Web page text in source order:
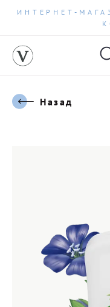
ИНТЕРНЕТ-
Назад